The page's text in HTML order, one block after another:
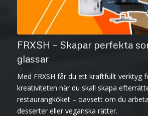
FRXSH – Skapar perfekta
glassar
Med FRXSH får du ett kraftfullt verktyg
kreativiteten när du skall skapa
restaurangköket – oavsett om du
desserter eller veganska rätter.